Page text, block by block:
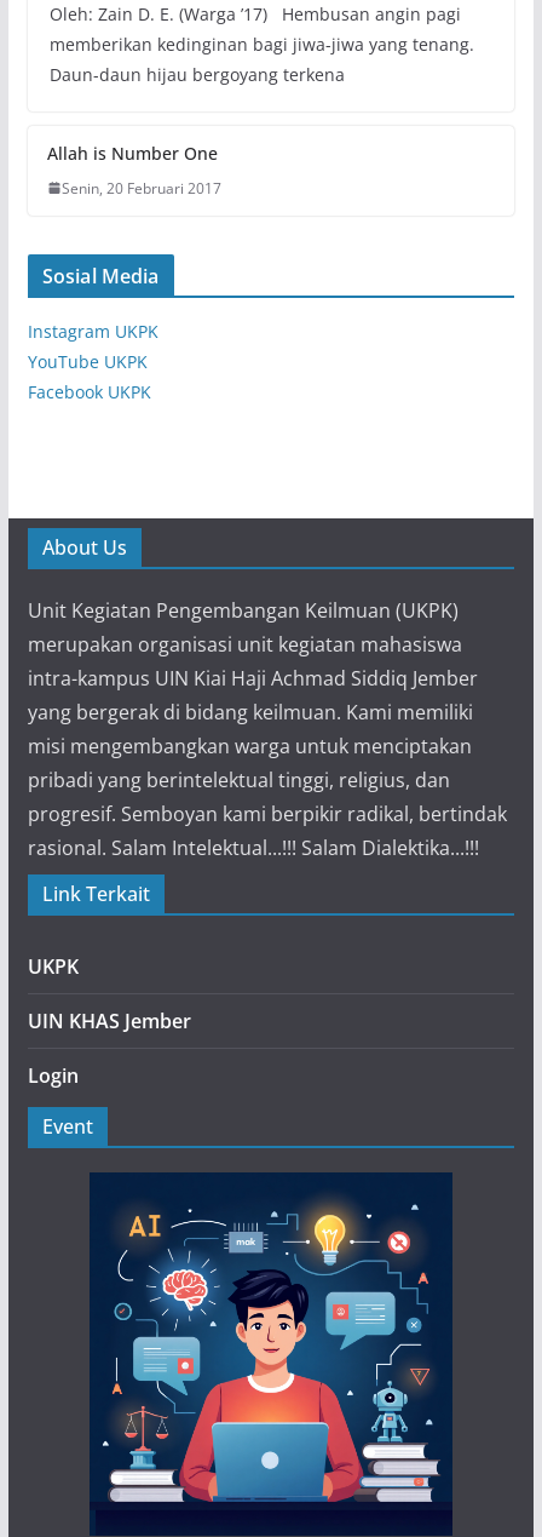
Oleh: Zain D. E. (Warga ’17) Hembusan angin pagi
memberikan kedinginan bagi jiwa-jiwa yang tenang.
Daun-daun hijau bergoyang terkena
Allah is Number One
Senin, 20 Februari 2017
Sosial Media
Instagram UKPK
YouTube UKPK
Facebook UKPK
About Us
Unit Kegiatan Pengembangan Keilmuan (UKPK)
merupakan organisasi unit kegiatan mahasiswa
intra-kampus UIN Kiai Haji Achmad Siddiq Jember
yang bergerak di bidang keilmuan. Kami memiliki
misi mengembangkan warga untuk menciptakan
pribadi yang berintelektual tinggi, religius, dan
progresif. Semboyan kami berpikir radikal, bertindak
rasional. Salam Intelektual...!!! Salam Dialektika...!!!
Link Terkait
UKPK
UIN KHAS Jember
Login
Event